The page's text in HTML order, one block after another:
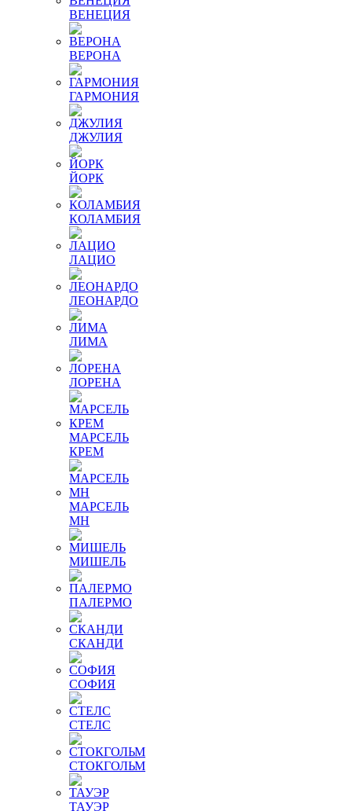
ВЕНЕЦИЯ
ВЕРОНА
ГАРМОНИЯ
ДЖУЛИЯ
ЙОРК
КОЛАМБИЯ
ЛАЦИО
ЛЕОНАРДО
ЛИМА
ЛОРЕНА
МАРСЕЛЬ
КРЕМ
МАРСЕЛЬ
МН
МИШЕЛЬ
ПАЛЕРМО
СКАНДИ
СОФИЯ
СТЕЛС
СТОКГОЛЬМ
ТАУЭР